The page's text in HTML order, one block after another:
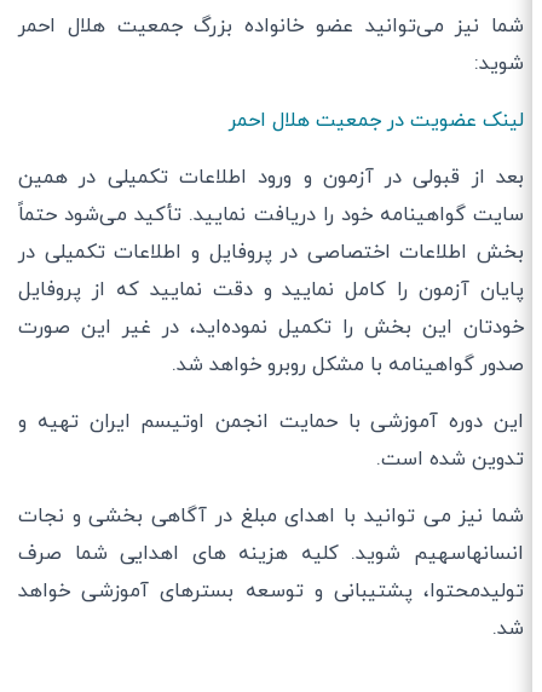
شما نیز می‌توانید عضو خانواده بزرگ جمعیت هلال احمر
شوید:
لینک عضویت در جمعیت هلال احمر
بعد از قبولی در آزمون و ورود اطلاعات تکمیلی در همین
سایت گواهینامه خود را دریافت نمایید. تأکید می‌شود حتماً
بخش اطلاعات اختصاصی در پروفایل و اطلاعات تکمیلی در
پایان آزمون را کامل نمایید و دقت نمایید که از پروفایل
خودتان این بخش را تکمیل نموده‌اید، در غیر این صورت
صدور گواهینامه با مشکل روبرو خواهد شد.
این دوره آموزشی با حمایت انجمن اوتیسم ایران تهیه و
تدوین شده است.
شما نیز می توانید با اهدای مبلغ در آگاهی بخشی و نجات
انسانهاسهیم شوید. کلیه هزینه های اهدایی شما صرف
تولیدمحتوا، پشتیبانی و توسعه بسترهای آموزشی خواهد
شد.